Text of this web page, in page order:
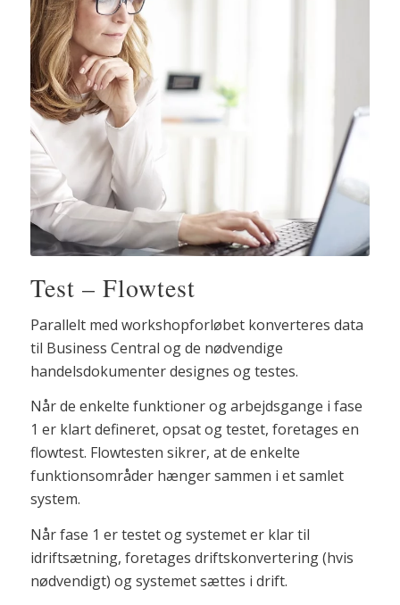
Test – Flowtest
Parallelt med workshopforløbet konverteres data
til Business Central og de nødvendige
handelsdokumenter designes og testes.
Når de enkelte funktioner og arbejdsgange i fase
1 er klart defineret, opsat og testet, foretages en
flowtest. Flowtesten sikrer, at de enkelte
funktionsområder hænger sammen i et samlet
system.
Når fase 1 er testet og systemet er klar til
idriftsætning, foretages driftskonvertering (hvis
nødvendigt) og systemet sættes i drift.